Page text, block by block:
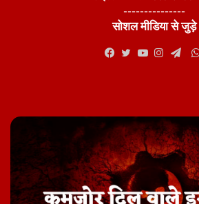
---------------
सोशल मीडिया से जुड़े